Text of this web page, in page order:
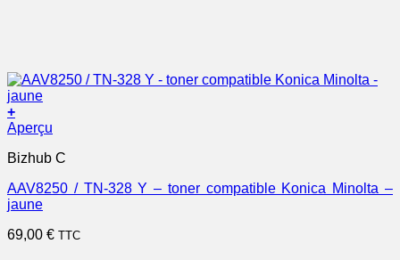
+
Aperçu
Bizhub C
AAV8250 / TN-328 Y – toner compatible Konica Minolta –
jaune
69,00 € TTC